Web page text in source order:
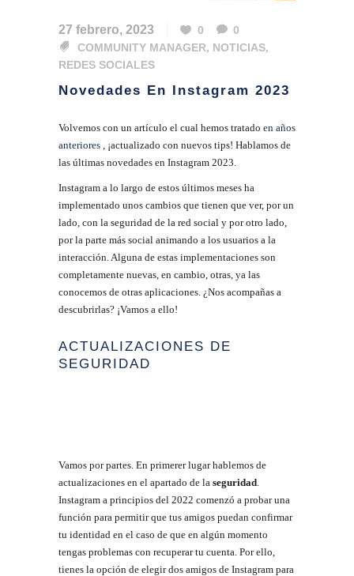
27 febrero, 2023 0
0
COMMUNITY MANAGER, NOTICIAS,
REDES SOCIALES
Novedades En Instagram 2023
Volvemos con un artículo el cual hemos tratado en años
anteriores
, ¡actualizado con nuevos tips! Hablamos de
las últimas novedades en Instagram 2023.
Instagram a lo largo de estos últimos meses ha
implementado unos cambios que tienen que ver, por un
lado, con la seguridad de la red social y por otro lado,
por la parte más social animando a los usuarios a la
interacción. Alguna de estas implementaciones son
completamente nuevas, en cambio, otras, ya las
conocemos de otras aplicaciones. ¿Nos acompañas a
descubrirlas? ¡Vamos a ello!
ACTUALIZACIONES DE
SEGURIDAD
Vamos por partes. En primerer lugar hablemos de
actualizaciones en el apartado de la seguridad
Instagram a principios del 2022 comenzó a probar una
función para permitir que tus amigos puedan confirmar
tu identidad en el caso de que en algún momento
tengas problemas con recuperar tu cuenta. Por ello,
tienes la opción de elegir dos amigos de Instagram para